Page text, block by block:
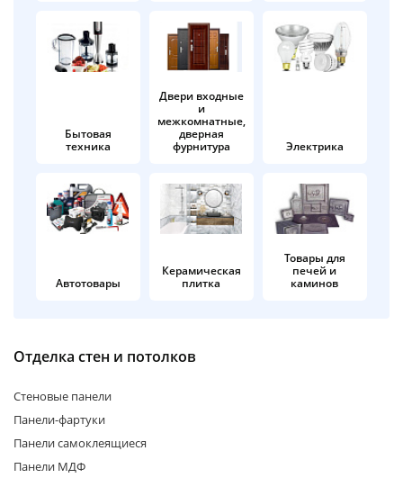
Бытовая
техника
Двери входные
и
межкомнатные,
дверная
фурнитура
Электрика
Автотовары
Керамическая
плитка
Товары для
печей и
каминов
Отделка стен и потолков
Стеновые панели
Панели-фартуки
Панели самоклеящиеся
Панели МДФ
об оплате Плайтом
раз в 2
недели
Остались вопросы?
8 800 302-02-51
plait.ru